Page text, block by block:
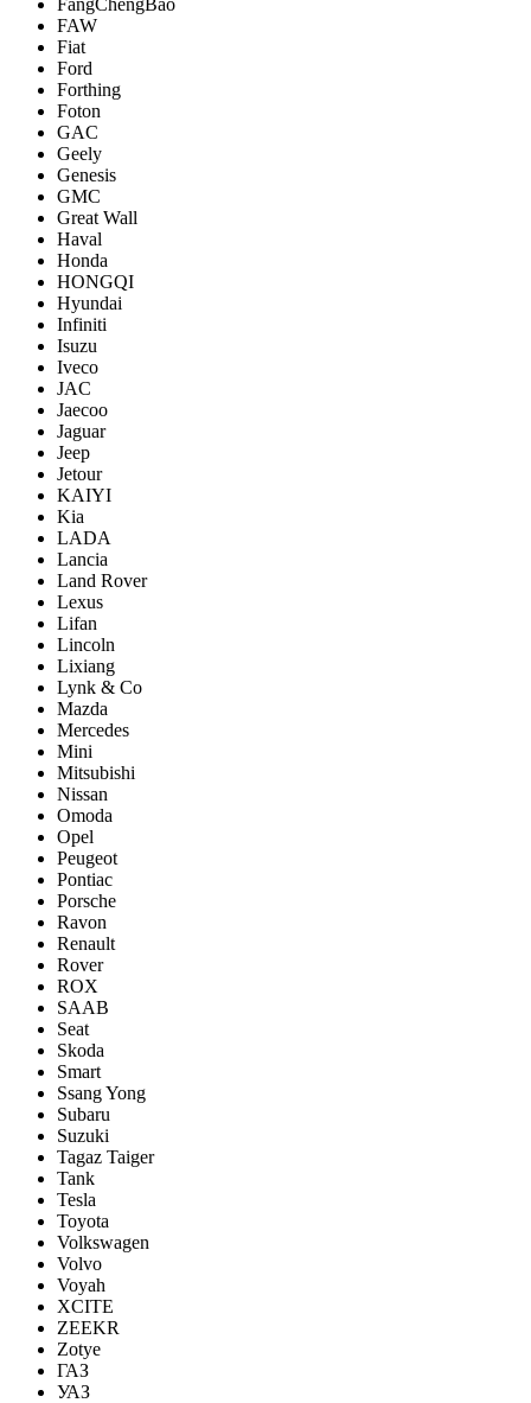
FangChengBao
FAW
Fiat
Ford
Forthing
Foton
GAC
Geely
Genesis
GMC
Great Wall
Haval
Honda
HONGQI
Hyundai
Infiniti
Isuzu
Iveco
JAC
Jaecoo
Jaguar
Jeep
Jetour
KAIYI
Kia
LADA
Lancia
Land Rover
Lexus
Lifan
Lincoln
Lixiang
Lynk & Co
Mazda
Mercedes
Mini
Mitsubishi
Nissan
Omoda
Opel
Peugeot
Pontiac
Porsсhe
Ravon
Renault
Rover
ROX
SAAB
Seat
Skoda
Smart
Ssang Yong
Subaru
Suzuki
Tagaz Taiger
Tank
Tesla
Toyota
Volkswagen
Volvo
Voyah
XCITE
ZEEKR
Zotye
ГАЗ
УАЗ